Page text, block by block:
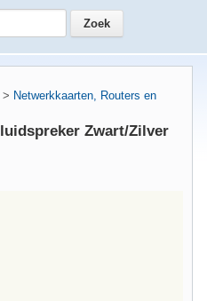
> Netwerkkaarten, Routers en
luidspreker Zwart/Zilver